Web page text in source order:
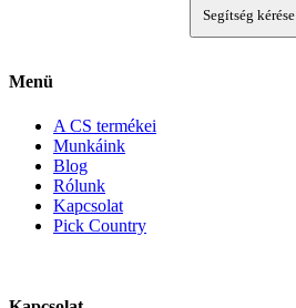
Segítség kérése
Menü
A CS termékei
Munkáink
Blog
Rólunk
Kapcsolat
Pick Country